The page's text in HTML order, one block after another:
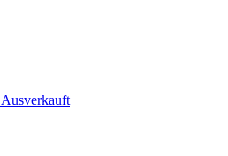
Ausverkauft